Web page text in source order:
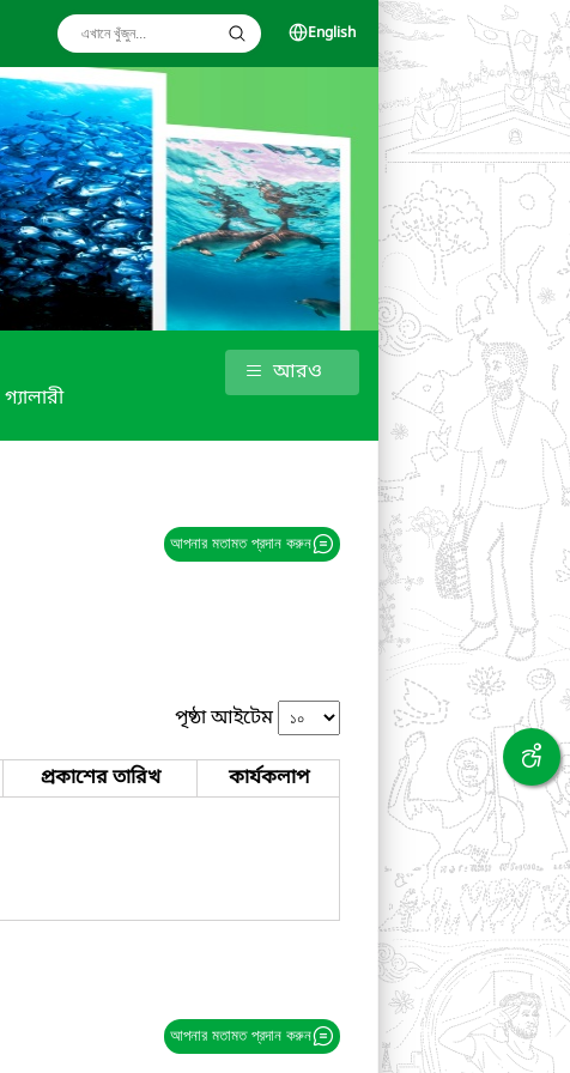
English
গ্যালারী
আরও
আপনার মতামত প্রদান করুন
পৃষ্ঠা আইটেম
প্রকাশের তারিখ কার্যকলাপ
আপনার মতামত প্রদান করুন